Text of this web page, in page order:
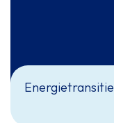
Energietransitie